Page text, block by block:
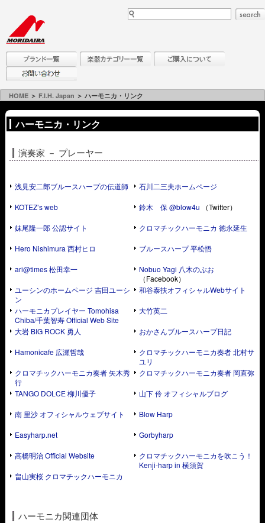
HOME ＞ F.I.H. Japan ＞ ハーモニカ・リンク
ハーモニカ・リンク
演奏家 － プレーヤー
浅見安二郎ブルースハープの伝道師 石川二三夫ホームページ
KOTEZ’s web​ 鈴木 保 @blow4u （Twitter）
妹尾隆一郎 公認サイト クロマチックハーモニカ 徳永延生
Hero Nishimura 西村ヒロ ブルースハープ 平松悟
ari@times 松田幸一
Nobuo Yagi 八木のぶお
（Facebook）
ユーシンのホームページ 吉田ユーシ
ン
和谷泰扶オフィシャルWebサイト
ハーモニカプレイヤー Tomohisa
Chiba/千葉智寿 Official Web Site
大竹英二
大岩 BIG ROCK 勇人 おかさんブルースハープ日記
Hamonicafe 広瀬哲哉
クロマチックハーモニカ奏者 北村サ
ユリ
クロマチックハーモニカ奏者 矢木秀
行
クロマチックハーモニカ奏者 岡直弥
TANGO DOLCE 柳川優子 山下 伶 オフィシャルブログ
南 里沙 オフィシャルウェブサイト Blow Harp
Easyharp.net Gorbyharp
高橋明治 Official Website
クロマチックハーモニカを吹こう！
Kenji-harp in 横須賀
畠山実桜 クロマチックハーモニカ
ハーモニカ関連団体